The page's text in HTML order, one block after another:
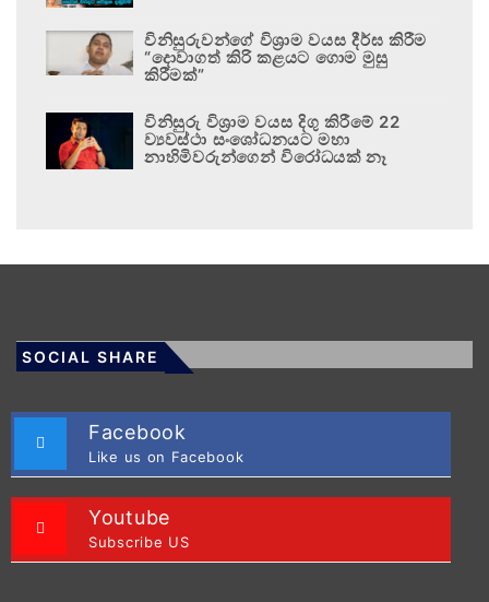
විනිසුරුවන්ගේ විශ්‍රාම වයස දීර්ඝ කිරීම
“දොවාගත් කිරි කළයට ගොම මුසු
කිරීමක්”
විනිසුරු විශ්‍රාම වයස දිගු කිරීමේ 22
ව්‍යවස්ථා සංශෝධනයට මහා
නාහිමිවරුන්ගෙන් විරෝධයක් නෑ
SOCIAL SHARE
Facebook
Like us on Facebook
Youtube
Subscribe US